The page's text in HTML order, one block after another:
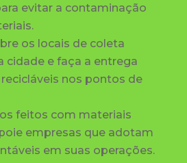
evitar a contaminação
os locais de coleta
cidade e faça a entrega
nos pontos de
feitos com materiais
empresas que adotam
em suas operações.